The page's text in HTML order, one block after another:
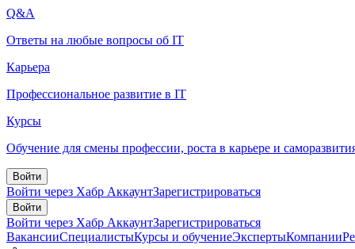
Q&A
Ответы на любые вопросы об IT
Карьера
Профессиональное развитие в IT
Курсы
Обучение для смены профессии, роста в карьере и
Войти
Войти через Хабр АккаунтЗарегистрироваться
Войти
Войти через Хабр АккаунтЗарегистрироваться
ВакансииСпециалистыКурсы и обучениеЭкспертыКомпании